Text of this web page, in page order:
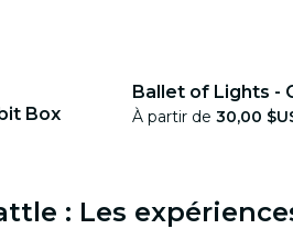
Box
Ballet of Lights -
À partir de 30,00
: Les